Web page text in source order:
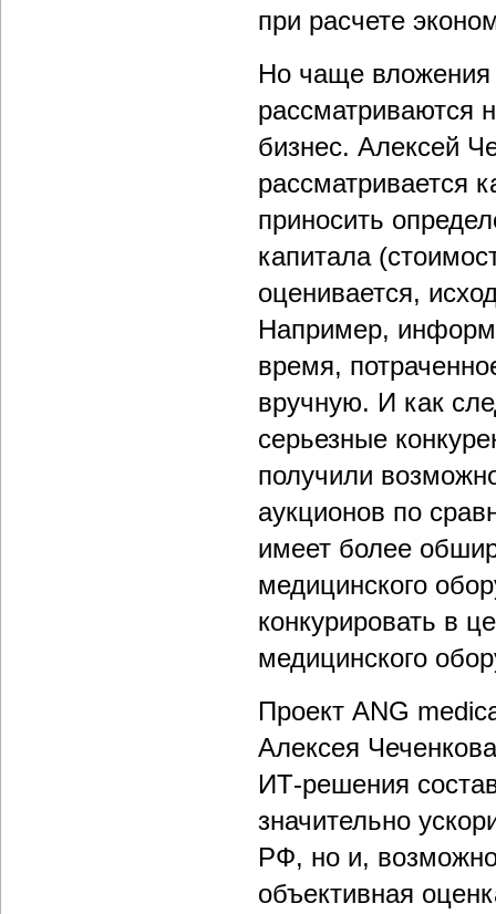
при расчете
Но чаще вложения
рассматриваются
бизнес. Алексей
рассматривается
приносить
капитала
оценивается,
Например,
время,
вручную. И как
серьезные
получили
аукционов по
имеет более
медицинского
конкурировать в
медицинского
Проект ANG
Алексея
ИТ-решения
значительно
РФ, но и,
объективная